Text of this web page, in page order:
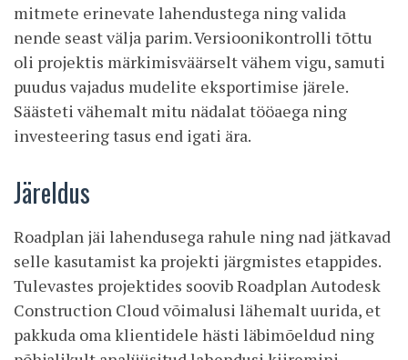
mitmete erinevate lahendustega ning valida
nende seast välja parim. Versioonikontrolli tõttu
oli projektis märkimisväärselt vähem vigu, samuti
puudus vajadus mudelite eksportimise järele.
Säästeti vähemalt mitu nädalat tööaega ning
investeering tasus end igati ära.
Järeldus
Roadplan jäi lahendusega rahule ning nad jätkavad
selle kasutamist ka projekti järgmistes etappides.
Tulevastes projektides soovib Roadplan Autodesk
Construction Cloud võimalusi lähemalt uurida, et
pakkuda oma klientidele hästi läbimõeldud ning